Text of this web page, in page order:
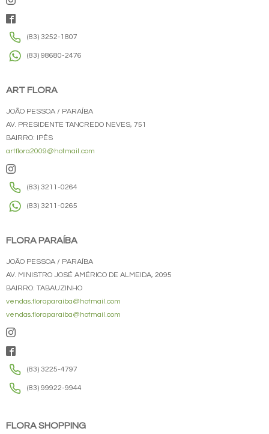
(83) 3252-1807
(83) 98680-2476
ART FLORA
JOÃO PESSOA / PARAÍBA
AV. PRESIDENTE TANCREDO NEVES, 751
BAIRRO: IPÊS
artflora2009@hotmail.com
(83) 3211-0264
(83) 3211-0265
FLORA PARAÍBA
JOÃO PESSOA / PARAÍBA
AV. MINISTRO JOSÉ AMÉRICO DE ALMEIDA, 2095
BAIRRO: TABAUZINHO
vendas.floraparaiba@hotmail.com
vendas.floraparaiba@hotmail.com
(83) 3225-4797
(83) 99922-9944
FLORA SHOPPING